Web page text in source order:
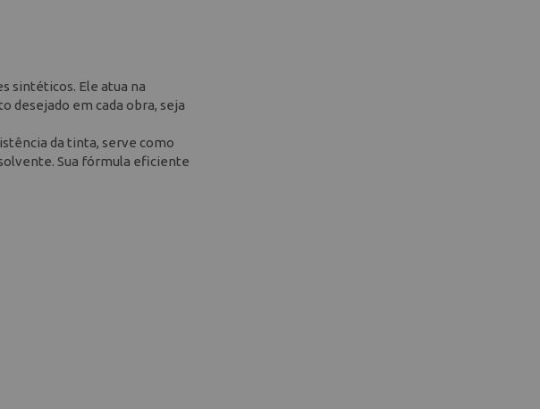
sintéticos. Ele atua na
desejado em cada obra, seja
da tinta, serve como
Sua fórmula eficiente